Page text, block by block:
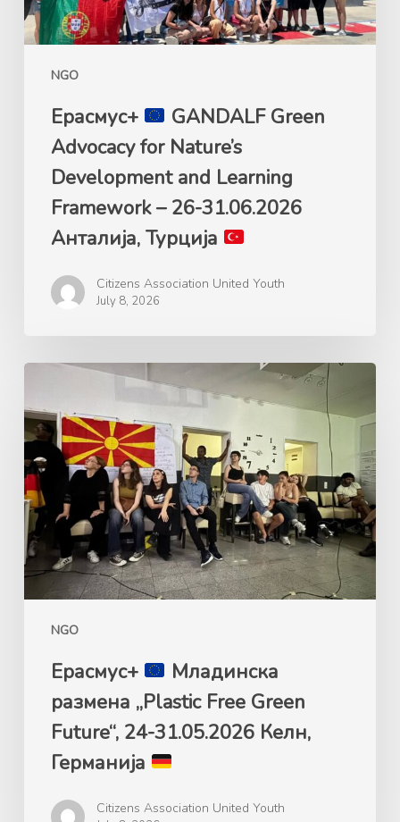
NGO
and
Learning
31.06.2026
Анталија,
Турција
Ерасмус+
GANDALF Green
Advocacy for Nature’s
Development and Learning
Framework – 26-31.06.2026
Анталија, Турција
Citizens Association United Youth
July 8, 2026
NGO
Ерасмус+
Mладинска
размена
„Plastic
Free
Green
Future“,
24-
31.05.2026
Германија
Ерасмус+
Mладинска
размена „Plastic Free Green
Future“, 24-31.05.2026 Келн,
Германија
Citizens Association United Youth